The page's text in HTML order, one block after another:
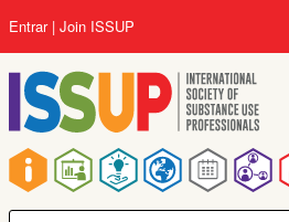
para
o
conteúdo
principal
Navegação
principal
Menu
da
conta
do
usuário
Entrar Join ISSUP